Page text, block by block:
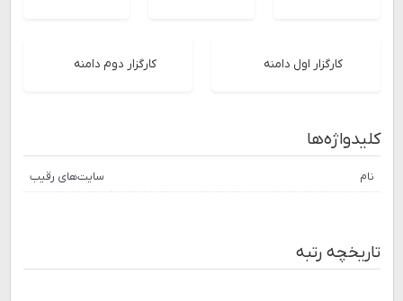
کارگزار اول دامنه کارگزار دوم دامنه
کلیدواژه‌ها
نام سایت‌های رقیب
تاریخچه رتبه